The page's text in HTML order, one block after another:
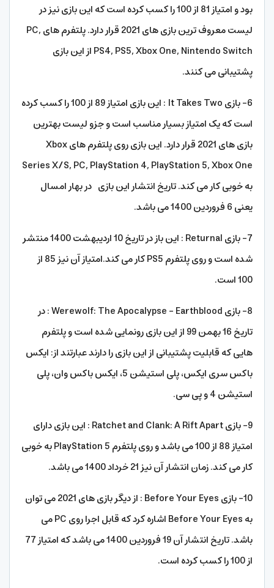
بود و امتیاز 81 از 100 را کسب کرده است که این بازی نیز در
لیست معروف ترین بازی های 2021 قرار دارد. پلتفرم های PC,
PS4, PS5, Xbox One, Nintendo Switch از این بازی
پشتیبانی می کنند.
6- بازی It Takes Two : این بازی امتیاز 89 از 100 را کسب کرده
است که یک امتیاز بسیار مناسب است و جزو لیست بهترین
بازی های 2021 قرار دارد. این بازی روی پلتفرم های Xbox
Series X/S, PC, PlayStation 4, PlayStation 5, Xbox One
به خوبی کار می کند. تاریخ انتشار این بازی در بهار امسال
یعنی 6 فروردین 1400 می باشد.
7- بازی Returnal : این باز در تاریخ 10 اردیبهشت 1400 منتشر
شده است و روی پلتفرم PS5 کار می کند.امتیاز آن نیز 85 از
100 است.
8- بازی Werewolf: The Apocalypse – Earthblood : در
تاریخ 16 بهمن 99 از این بازی رونمایی شده است و پلتفرم
هایی که قابلیت پشتیبانی از این بازی را دارند عبارتند از: ایکس
باکس سری ایکس، پلی استیشن 5، ایکس باکس وان، پلی
استیشن 4 و پی سی.
9- بازی Ratchet and Clank: A Rift Apart : این بازی دارای
امتیاز 88 از 100 می باشد و روی پلتفرم PlayStation 5 به خوبی
کار می کند. زمان انتشار آن نیز 21 خرداد 1400 می باشد.
10- بازی Before Your Eyes : از دیگر بازی های 2021 می توان
به Before Your Eyes اشاره کرد که قابل اجرا روی PC می
باشد. تاریخ انتشار آن 19 فروردین 1400 می باشد که امتیاز 77
از 100 را کسب کرده است.